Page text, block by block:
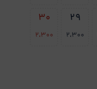
29
2،300
30
2،300